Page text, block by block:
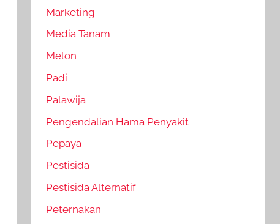
Marketing
Media Tanam
Melon
Padi
Palawija
Pengendalian Hama Penyakit
Pepaya
Pestisida
Pestisida Alternatif
Peternakan